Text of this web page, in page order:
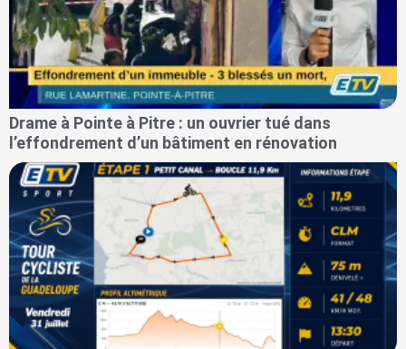
Drame à Pointe à Pitre : un ouvrier tué dans
l’effondrement d’un bâtiment en rénovation